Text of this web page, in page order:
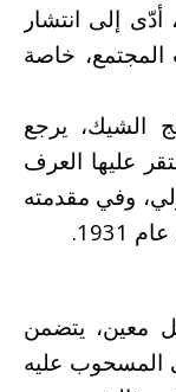
إلى انتشار
خاصة
الشيك، يرجع
عليها العرف
وفي مقدمته
معين، يتضمن
المسحوب عليه